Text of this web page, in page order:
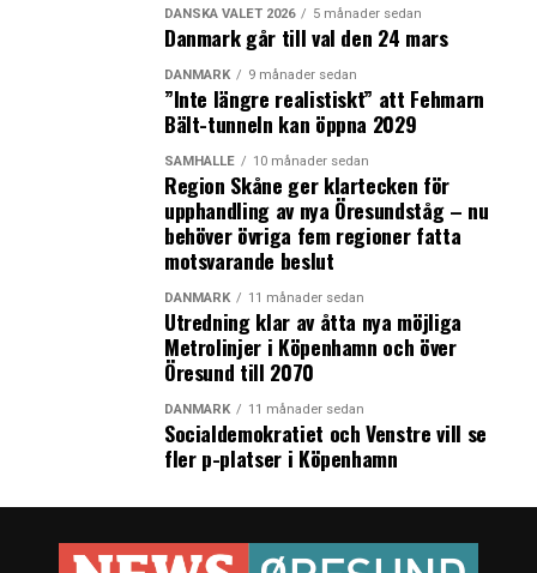
DANSKA VALET 2026 5 månader sedan
Danmark går till val den 24 mars
DANMARK 9 månader sedan
”Inte längre realistiskt” att Fehmarn
Bält-tunneln kan öppna 2029
SAMHÄLLE 10 månader sedan
Region Skåne ger klartecken för
upphandling av nya Öresundståg – nu
behöver övriga fem regioner fatta
motsvarande beslut
DANMARK 11 månader sedan
Utredning klar av åtta nya möjliga
Metrolinjer i Köpenhamn och över
Öresund till 2070
DANMARK 11 månader sedan
Socialdemokratiet och Venstre vill se
fler p-platser i Köpenhamn